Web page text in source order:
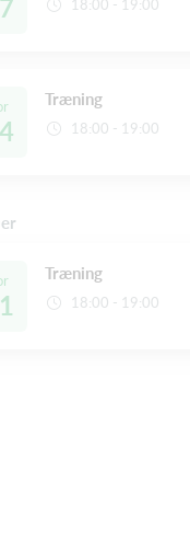
18:00 - 19:00
Træning
18:00 - 19:00
Træning
18:00 - 19:00